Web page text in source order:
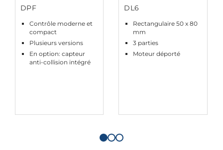
DPF
Contrôle moderne et
compact
Plusieurs versions
En option: capteur
anti-collision intégré
DL6
Rectangulaire 50 x 80
mm
3 parties
Moteur déporté